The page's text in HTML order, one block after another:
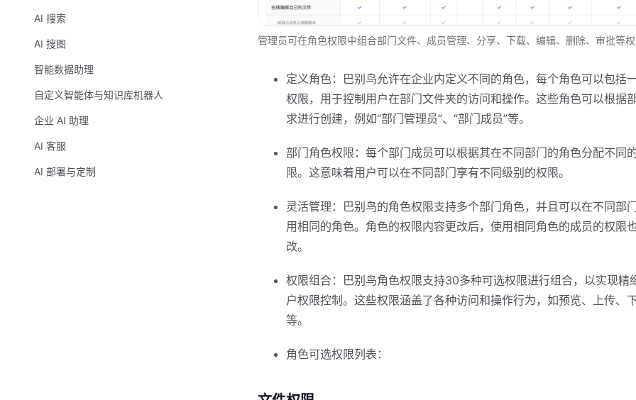
AI 搜索
AI 搜图
智能数据助理
自定义智能体与知识库机器人
企业 AI 助理
AI 客服
AI 部署与定制
管理员可在角色权限中组合部门文件、成员管理、分享、下载、编辑、删除、审批等
定义角色：巴别鸟允许在企业内定义不同的角色，每个角色可以包括
权限，用于控制用户在部门文件夹的访问和操作。这些角色可以根据
求进行创建，例如“部门管理员”、“部门成员”等。
部门角色权限：每个部门成员可以根据其在不同部门的角色分配不同
限。这意味着用户可以在不同部门享有不同级别的权限。
灵活管理：巴别鸟的角色权限支持多个部门角色，并且可以在不同部
用相同的角色。角色的权限内容更改后，使用相同角色的成员的权限
改。
权限组合：巴别鸟角色权限支持30多种可选权限进行组合，以实现精
户权限控制。这些权限涵盖了各种访问和操作行为，如预览、上传、
等。
角色可选权限列表：